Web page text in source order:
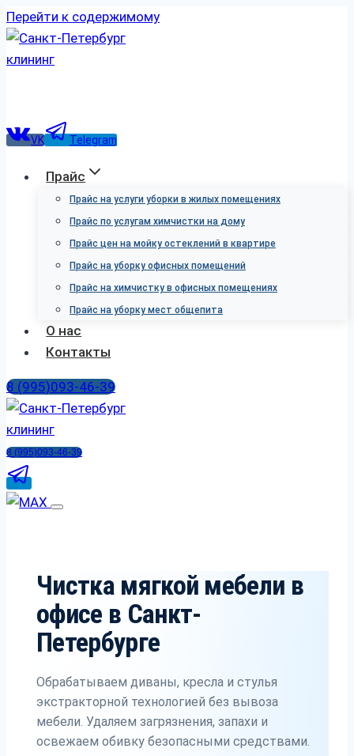
Перейти к содержимому
VK Telegram
Прайс
Прайс на услуги уборки в жилых помещениях
Прайс по услугам химчистки на дому
Прайс цен на мойку остеклений в квартире
Прайс на уборку офисных помещений
Прайс на химчистку в офисных помещениях
Прайс на уборку мест общепита
О нас
Контакты
8 (995)093-46-39
8 (995)093-46-39
Чистка мягкой мебели в
офисе в Санкт-
Петербурге
Обрабатываем диваны, кресла и стулья
экстракторной технологией без вывоза
мебели. Удаляем загрязнения, запахи и
освежаем обивку безопасными средствами.